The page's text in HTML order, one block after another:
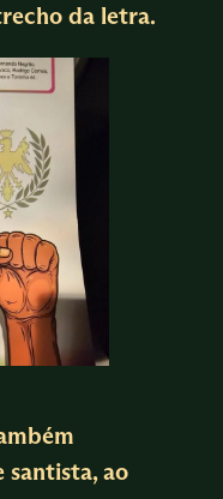
da letra.
santista, ao